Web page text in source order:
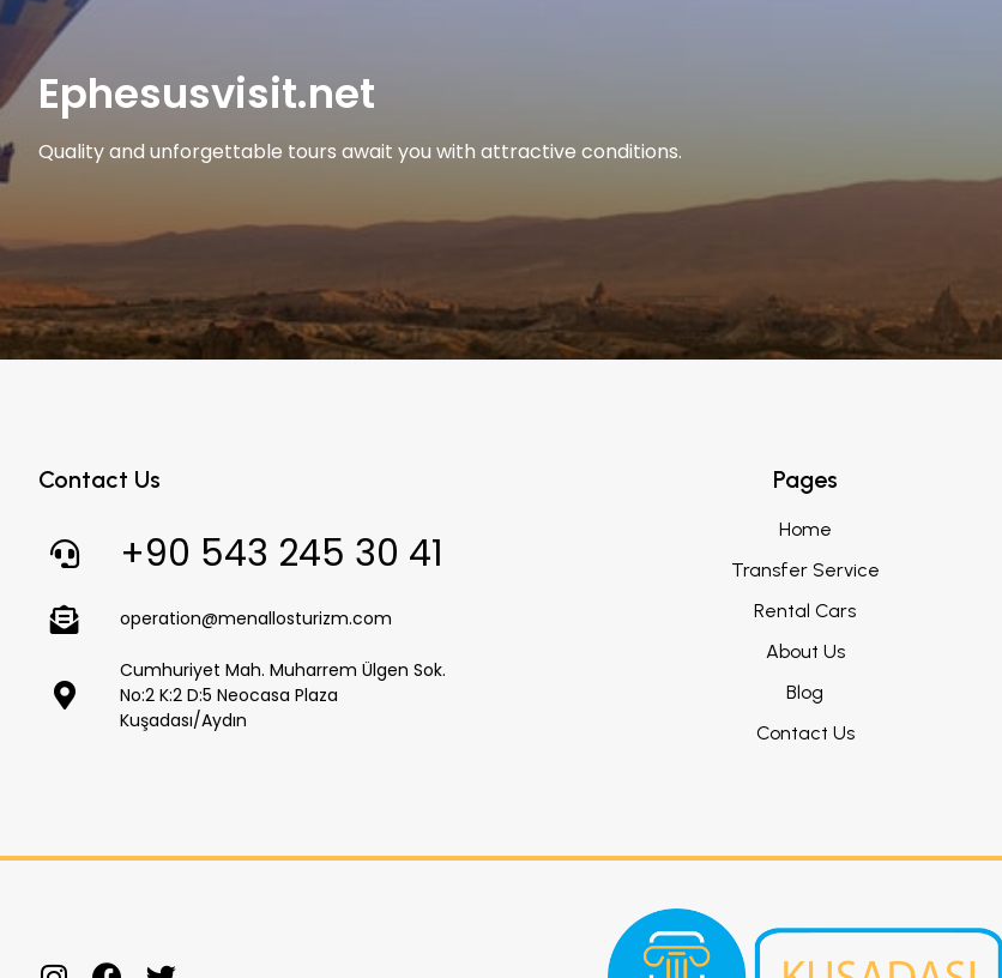
Ephesusvisit.net
Quality and unforgettable tours await you with attractive conditions.
Contact Us
+90 543 245 30 41
operation@menallosturizm.com
Cumhuriyet Mah. Muharrem Ülgen Sok.
No:2 K:2 D:5 Neocasa Plaza
Kuşadası/Aydın
Pages
Home
Transfer Service
Rental Cars
About Us
Blog
Contact Us